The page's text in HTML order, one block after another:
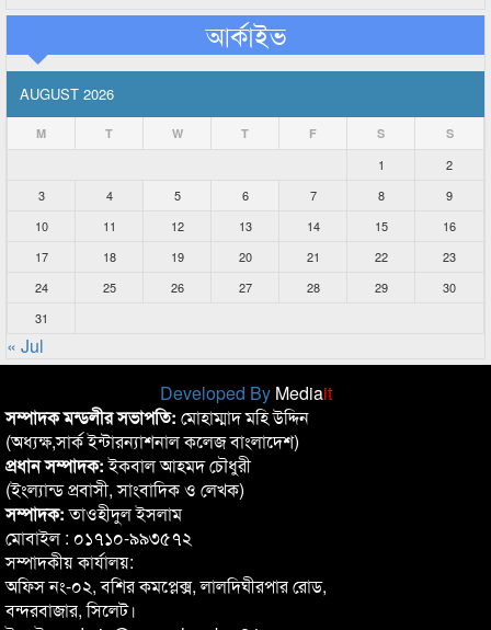
আর্কাইভ
AUGUST 2026
M T W T F S S
1
2
3
4 5 6 7 8
9
10
11 12 13 14 15
16
17
18 19 20 21 22
23
24
25 26 27 28 29
30
31
« Jul
Developed By Mediait
সম্পাদক মন্ডলীর সভাপতি: মোহাম্মাদ মহি উদ্দিন
(অধ্যক্ষ,সার্ক ইন্টারন্যাশনাল কলেজ বাংলাদেশ)
প্রধান সম্পাদক:ইকবাল আহমদ চৌধুরী
(ইংল্যান্ড প্রবাসী, সাংবাদিক ও লেখক)
সম্পাদক:তাওহীদুল ইসলাম
মোবাইল : ০১৭১০-৯৯৩৫৭২
সম্পাদকীয় কার্যালয়:
অফিস নং-০২, বশির কমপ্লেক্স, লালদিঘীরপার রোড,
বন্দরবাজার, সিলেট।